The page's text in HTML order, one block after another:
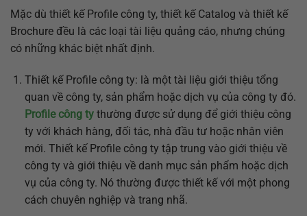
Mặc dù thiết kế Profile công ty, thiết kế Catalog và thiết kế
Brochure đều là các loại tài liệu quảng cáo, nhưng chúng
có những khác biệt nhất định.
Thiết kế Profile công ty: là một tài liệu giới thiệu tổng
quan về công ty, sản phẩm hoặc dịch vụ của công ty đó.
Profile công tythường được sử dụng để giới thiệu công
ty với khách hàng, đối tác, nhà đầu tư hoặc nhân viên
mới. Thiết kế Profile công ty tập trung vào giới thiệu về
công ty và giới thiệu về danh mục sản phẩm hoặc dịch
vụ của công ty. Nó thường được thiết kế với một phong
cách chuyên nghiệp và trang nhã.